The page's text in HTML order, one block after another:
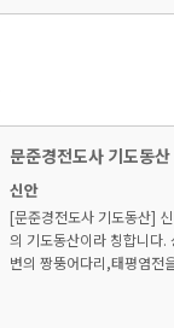
문준경전도사 기도동산
신안
[문준경전도사 기도동산]
의 기도동산이라 칭합니다.
변의 짱뚱어다리,태평염전